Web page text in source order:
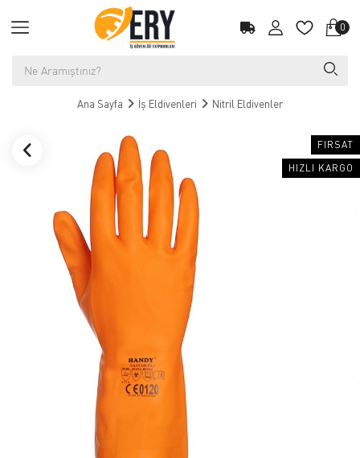
0
Ana Sayfa İş Eldivenleri Nitril Eldivenler
FIRSAT
HIZLI KARGO